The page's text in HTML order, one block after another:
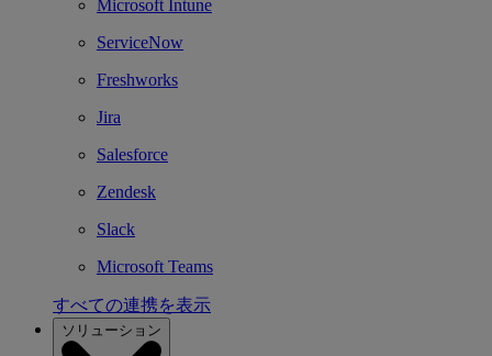
Microsoft Intune
ServiceNow
Freshworks
Jira
Salesforce
Zendesk
Slack
Microsoft Teams
すべての連携を表示
ソリューション